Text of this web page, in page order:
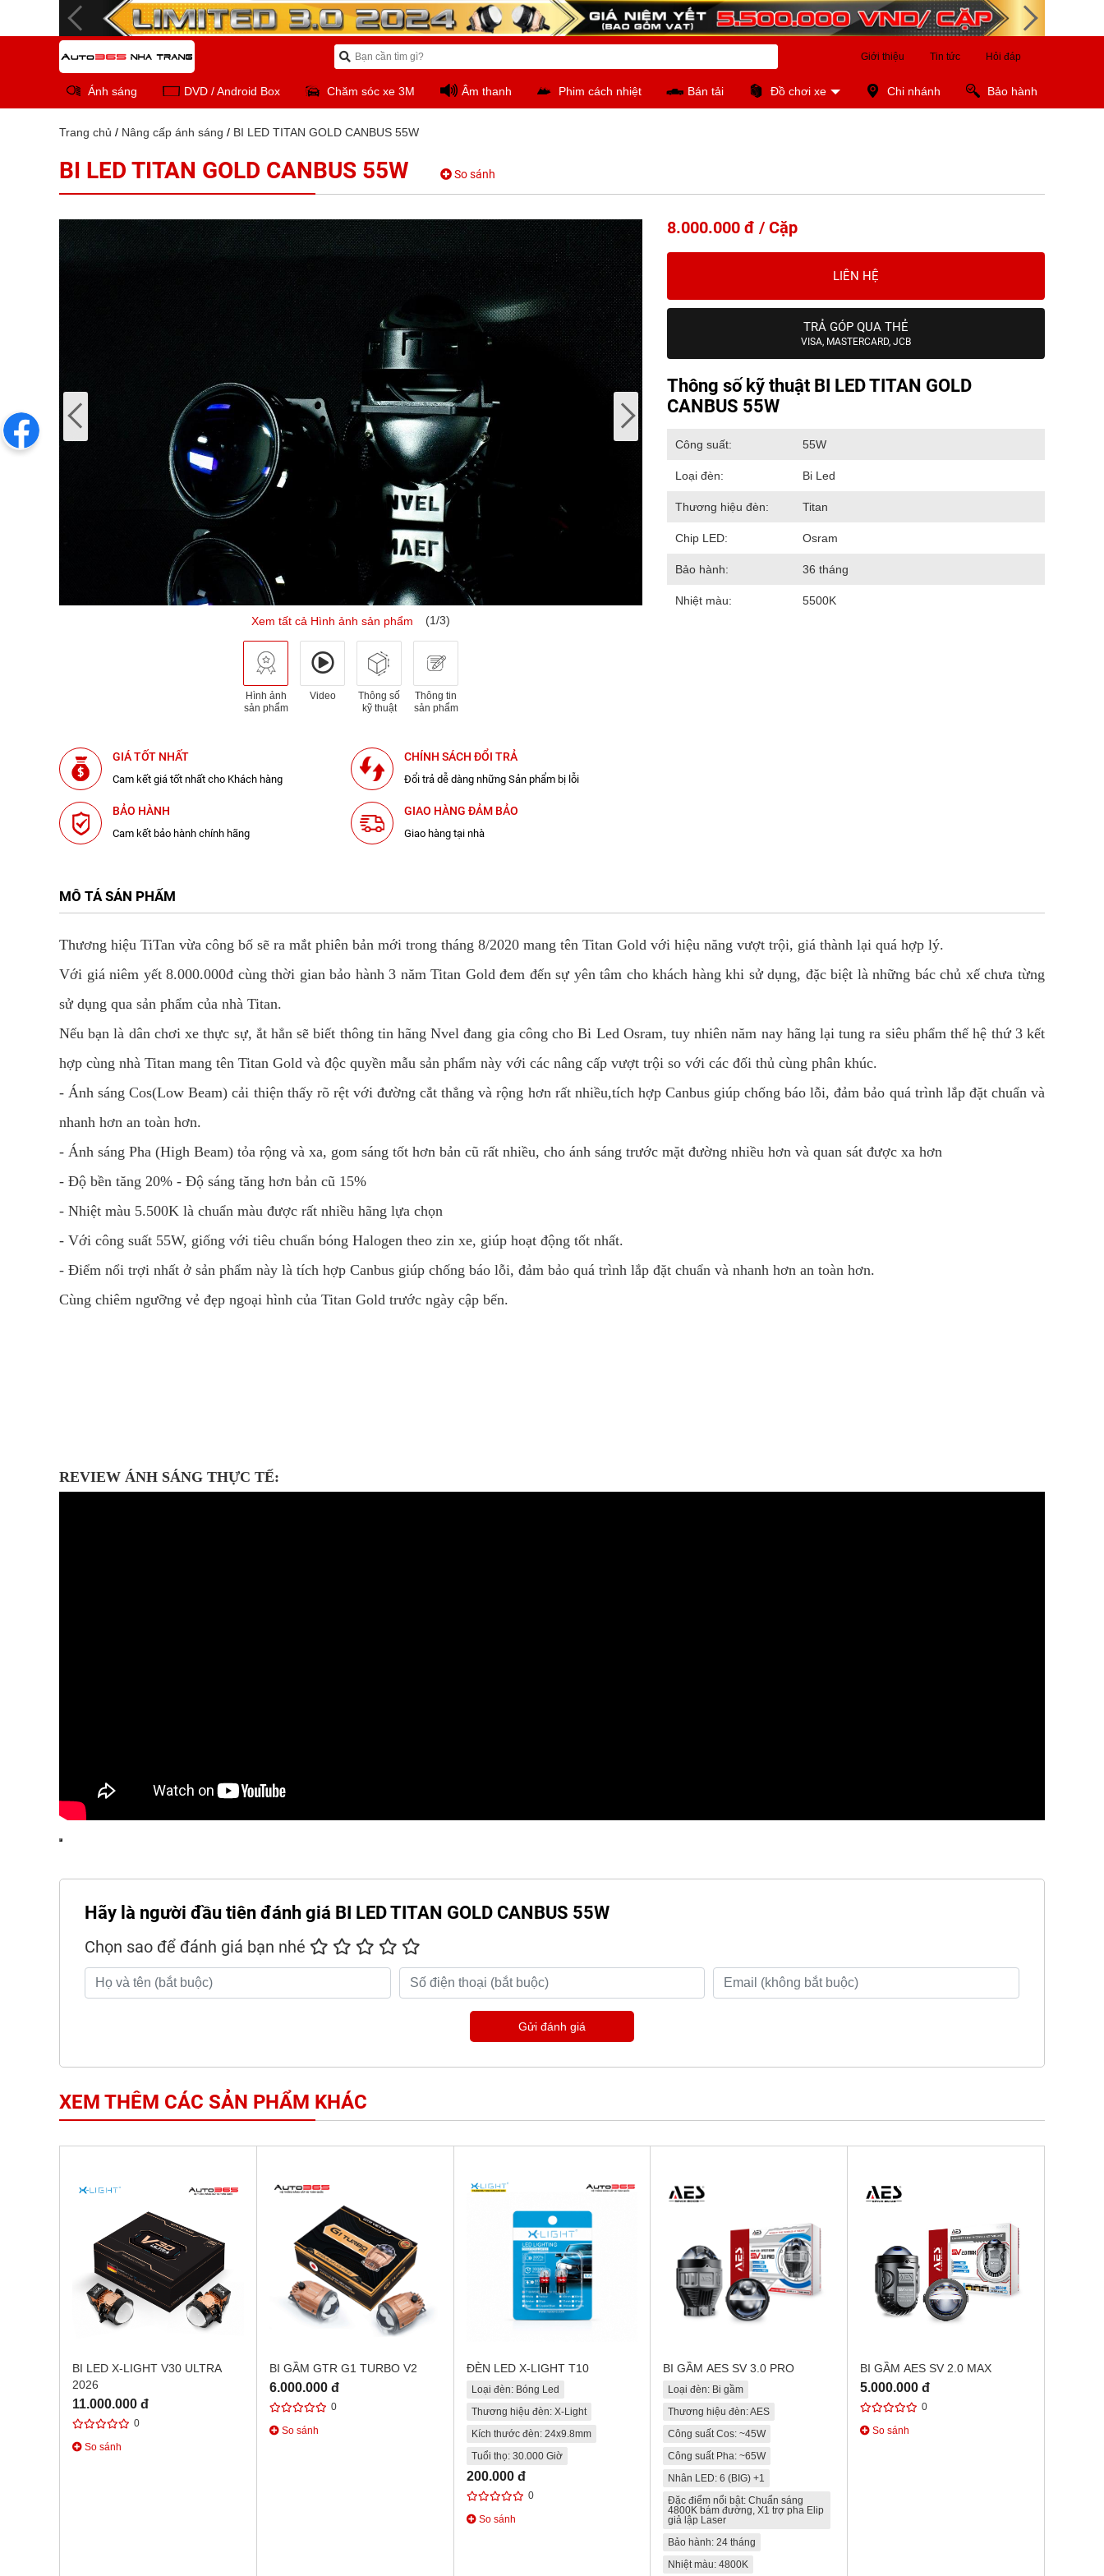
Giới thiệu Tin tức Hỏi đáp
Ánh sáng DVD / Android Box Chăm sóc xe 3M Âm thanh Phim cách nhiệt Bán tải Đồ chơi xe Chi nhánh Bảo hành
Trang chủ / Nâng cấp ánh sáng / BI LED TITAN GOLD CANBUS 55W
BI LED TITAN GOLD CANBUS 55W So sánh
Xem tất cả Hình ảnh sản phẩm (1/3)
Hình ảnh
sản phẩm
Video
Thông số
kỹ thuật
Thông tin
sản phẩm
GIÁ TỐT NHẤT
Cam kết giá tốt nhất cho Khách hàng
CHÍNH SÁCH ĐỔI TRẢ
Đổi trả dễ dàng những Sản phẩm bị lỗi
BẢO HÀNH
Cam kết bảo hành chính hãng
GIAO HÀNG ĐẢM BẢO
Giao hàng tại nhà
8.000.000 đ / Cặp
LIÊN HỆ
TRẢ GÓP QUA THẺ
VISA, MASTERCARD, JCB
Thông số kỹ thuật BI LED TITAN GOLD
CANBUS 55W
Công suất: 55W
Loại đèn: Bi Led
Thương hiệu đèn: Titan
Chip LED: Osram
Bảo hành: 36 tháng
Nhiệt màu: 5500K
MÔ TẢ SẢN PHẨM
Thương hiệu TiTan vừa công bố sẽ ra mắt phiên bản mới trong tháng 8/2020 mang tên Titan Gold với hiệu năng vượt trội, giá thành lại quá hợp lý.
Với giá niêm yết 8.000.000đ cùng thời gian bảo hành 3 năm Titan Gold đem đến sự yên tâm cho khách hàng khi sử dụng, đặc biệt là những bác chủ xế chưa từng
sử dụng qua sản phẩm của nhà Titan.
Nếu bạn là dân chơi xe thực sự, ắt hẳn sẽ biết thông tin hãng Nvel đang gia công cho Bi Led Osram, tuy nhiên năm nay hãng lại tung ra siêu phẩm thế hệ thứ 3 kết
hợp cùng nhà Titan mang tên Titan Gold và độc quyền mẫu sản phẩm này với các nâng cấp vượt trội so với các đối thủ cùng phân khúc.
- Ánh sáng Cos(Low Beam) cải thiện thấy rõ rệt với đường cắt thẳng và rộng hơn rất nhiều,tích hợp Canbus giúp chống báo lỗi, đảm bảo quá trình lắp đặt chuẩn và
nhanh hơn an toàn hơn.
- Ánh sáng Pha (High Beam) tỏa rộng và xa, gom sáng tốt hơn bản cũ rất nhiều, cho ánh sáng trước mặt đường nhiều hơn và quan sát được xa hơn
- Độ bền tăng 20% - Độ sáng tăng hơn bản cũ 15%
- Nhiệt màu 5.500K là chuẩn màu được rất nhiều hãng lựa chọn
- Với công suất 55W, giống với tiêu chuẩn bóng Halogen theo zin xe, giúp hoạt động tốt nhất.
- Điểm nổi trợi nhất ở sản phẩm này là tích hợp Canbus giúp chống báo lỗi, đảm bảo quá trình lắp đặt chuẩn và nhanh hơn an toàn hơn.
Cùng chiêm ngưỡng vẻ đẹp ngoại hình của Titan Gold trước ngày cập bến.
REVIEW ÁNH SÁNG THỰC TẾ:
Hãy là người đầu tiên đánh giá BI LED TITAN GOLD CANBUS 55W
Chọn sao để đánh giá bạn nhé
Gửi đánh giá
XEM THÊM CÁC SẢN PHẨM KHÁC
BI LED X-LIGHT V30 ULTRA
2026
11.000.000 đ
0
So sánh
BI GẦM GTR G1 TURBO V2
6.000.000 đ
0
So sánh
ĐÈN LED X-LIGHT T10
Loại đèn: Bóng Led
Thương hiệu đèn: X-Light
Kích thước đèn: 24x9.8mm
Tuổi thọ: 30.000 Giờ
200.000 đ
0
So sánh
BI GẦM AES SV 3.0 PRO
Loại đèn: Bi gầm
Thương hiệu đèn: AES
Công suất Cos: ~45W
Công suất Pha: ~65W
Nhân LED: 6 (BIG) +1
Đặc điểm nổi bật: Chuẩn sáng
4800K bám đường, X1 trợ pha Elip
giả lập Laser
Bảo hành: 24 tháng
Nhiệt màu: 4800K
BI GẦM AES SV 2.0 MAX
5.000.000 đ
0
So sánh